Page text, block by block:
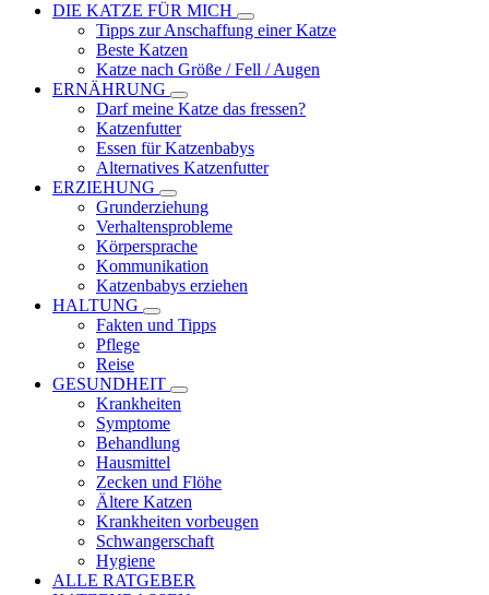
DIE KATZE FÜR MICH
Tipps zur Anschaffung einer Katze
Beste Katzen
Katze nach Größe / Fell / Augen
ERNÄHRUNG
Darf meine Katze das fressen?
Katzenfutter
Essen für Katzenbabys
Alternatives Katzenfutter
ERZIEHUNG
Grunderziehung
Verhaltensprobleme
Körpersprache
Kommunikation
Katzenbabys erziehen
HALTUNG
Fakten und Tipps
Pflege
Reise
GESUNDHEIT
Krankheiten
Symptome
Behandlung
Hausmittel
Zecken und Flöhe
Ältere Katzen
Krankheiten vorbeugen
Schwangerschaft
Hygiene
ALLE RATGEBER